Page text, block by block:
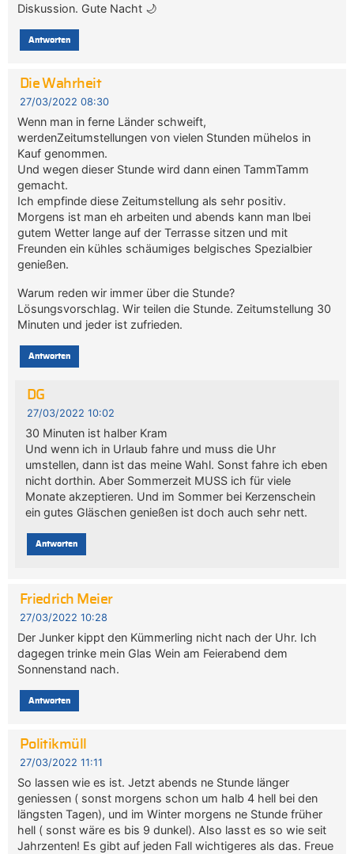
Diskussion. Gute Nacht 🌙
Antworten
Die Wahrheit
27/03/2022 08:30
Wenn man in ferne Länder schweift,
werdenZeitumstellungen von vielen Stunden mühelos in
Kauf genommen.
Und wegen dieser Stunde wird dann einen TammTamm
gemacht.
Ich empfinde diese Zeitumstellung als sehr positiv.
Morgens ist man eh arbeiten und abends kann man lbei
gutem Wetter lange auf der Terrasse sitzen und mit
Freunden ein kühles schäumiges belgisches Spezialbier
genießen.
Warum reden wir immer über die Stunde?
Lösungsvorschlag. Wir teilen die Stunde. Zeitumstellung 30
Minuten und jeder ist zufrieden.
Antworten
DG
27/03/2022 10:02
30 Minuten ist halber Kram
Und wenn ich in Urlaub fahre und muss die Uhr
umstellen, dann ist das meine Wahl. Sonst fahre ich eben
nicht dorthin. Aber Sommerzeit MUSS ich für viele
Monate akzeptieren. Und im Sommer bei Kerzenschein
ein gutes Gläschen genießen ist doch auch sehr nett.
Antworten
Friedrich Meier
27/03/2022 10:28
Der Junker kippt den Kümmerling nicht nach der Uhr. Ich
dagegen trinke mein Glas Wein am Feierabend dem
Sonnenstand nach.
Antworten
Politikmüll
27/03/2022 11:11
So lassen wie es ist. Jetzt abends ne Stunde länger
geniessen ( sonst morgens schon um halb 4 hell bei den
längsten Tagen), und im Winter morgens ne Stunde früher
hell ( sonst wäre es bis 9 dunkel). Also lasst es so wie seit
Jahrzenten! Es gibt auf jeden Fall wichtigeres als das. Freue